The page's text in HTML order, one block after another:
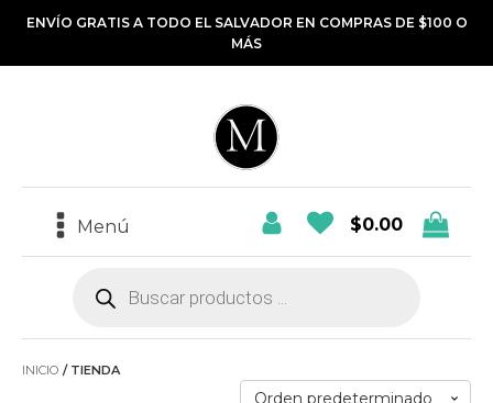
ENVÍO GRATIS A TODO EL SALVADOR EN COMPRAS DE $100 O
MÁS
Menú $0.00
Búsqueda
INICIO / TIENDA